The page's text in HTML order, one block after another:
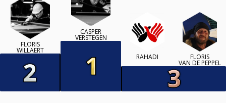
FLORIS
WILLAERT
CASPER
VERSTEGEN
RAHADI FLORIS
VAN DE PEPPEL